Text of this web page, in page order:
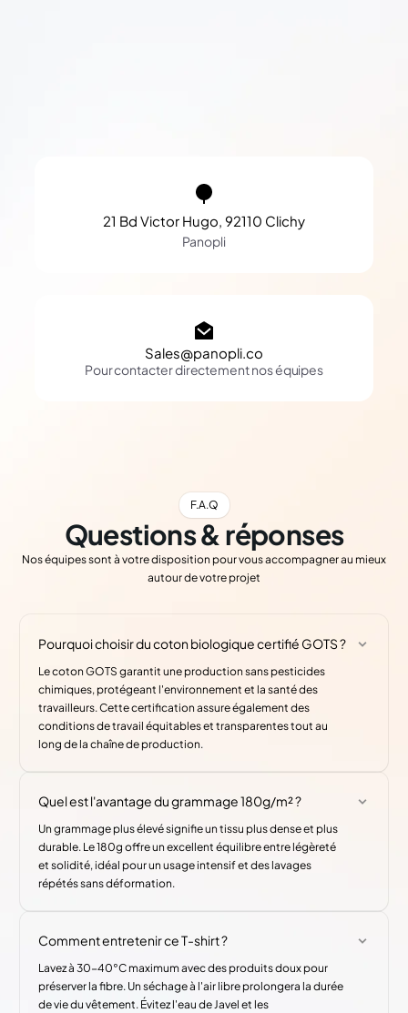
21 Bd Victor Hugo, 92110 Clichy
Panopli
Sales@panopli.co
Pour contacter directement nos équipes
F.A.Q
Questions & réponses
Nos équipes sont à votre disposition pour vous accompagner au mieux
autour de votre projet
Pourquoi choisir du coton biologique certifié GOTS ?
Le coton GOTS garantit une production sans pesticides
chimiques, protégeant l'environnement et la santé des
travailleurs. Cette certification assure également des
conditions de travail équitables et transparentes tout au
long de la chaîne de production.
Quel est l'avantage du grammage 180g/m² ?
Un grammage plus élevé signifie un tissu plus dense et plus
durable. Le 180g offre un excellent équilibre entre légèreté
et solidité, idéal pour un usage intensif et des lavages
répétés sans déformation.
Comment entretenir ce T-shirt ?
Lavez à 30-40°C maximum avec des produits doux pour
préserver la fibre. Un séchage à l'air libre prolongera la durée
de vie du vêtement. Évitez l'eau de Javel et les